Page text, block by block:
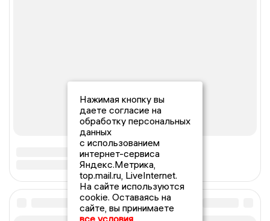
Нажимая кнопку вы
даете согласие на
обработку персональных
данных
с использованием
интернет-сервиса
Яндекс.Метрика,
top.mail.ru, LiveInternet.
На сайте используются
cookie. Оставаясь на
сайте, вы принимаете
все условия